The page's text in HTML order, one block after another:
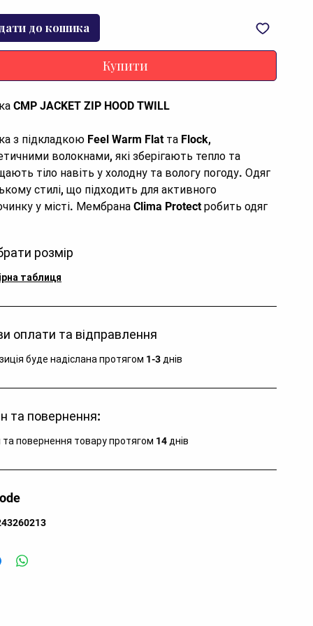
до кошика
Купити
CMP JACKET ZIP HOOD TWILL
з підкладкою Feel Warm Flat та Flock,
волокнами, які зберігають тепло та
тіло навіть у холодну та вологу погоду. Одяг
стилі, що підходить для активного
у місті. Мембрана Clima Protect робить одяг
властивості.
подол і передню блискавку з
CMP
кольору:34K0147-N950
моделі:34K0147
розмір
таблиця
оплати та відправлення
буде надіслана протягом 1-3 днів
та повернення:
та повернення товару протягом 14 днів